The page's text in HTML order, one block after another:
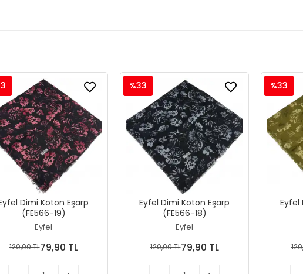
Dimi Koton Eşarp
(FE566-19)
Eyfel
120,00 TL79,90 TL
Eyfel Dimi Koton Eşarp
(FE566-18)
Eyfel
%33
120,00 TL79,90 TL
Eyfel
%33